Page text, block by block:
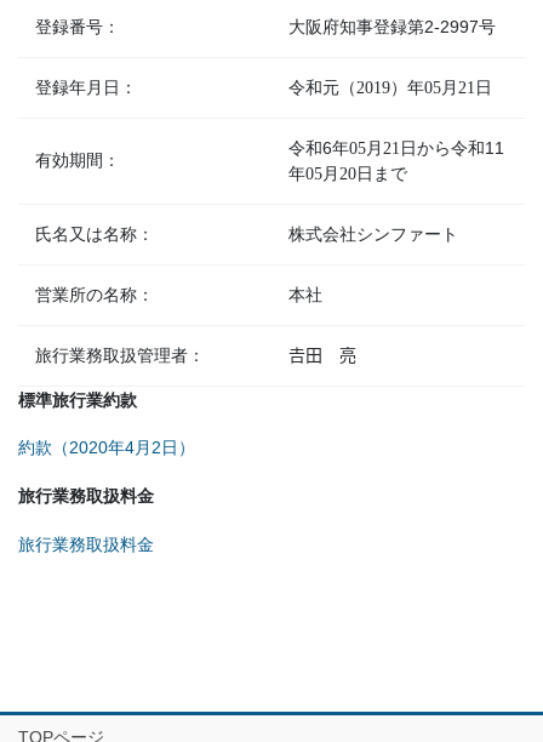
登録番号： 大阪府知事登録第2-2997号
登録年月日： 令和元（ 2019）年05 月 21 日
有効期間：
令和6年05 月 21 日から令和11
年05 月 20日まで
氏名又は名称： 株式会社シンファート
営業所の名称： 本社
旅行業務取扱管理者： 𠮷田 亮
標準旅行業約款
約款（2020年4月2日）
旅行業務取扱料金
旅行業務取扱料金
TOPページ